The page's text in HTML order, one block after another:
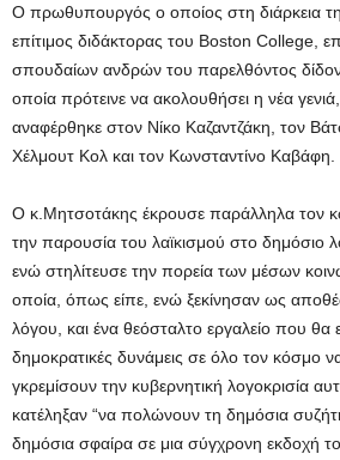
Ο πρωθυπουργός ο οποίος στη διάρκεια
επίτιμος διδάκτορας του Boston College,
σπουδαίων ανδρών του παρελθόντος
οποία πρότεινε να ακολουθήσει η νέα
αναφέρθηκε στον Νίκο Καζαντζάκη, τον
Χέλμουτ Κολ και τον Κωνσταντίνο Καβάφη.
Ο κ.Μητσοτάκης έκρουσε παράλληλα τον
την παρουσία του λαϊκισμού στο δημόσιο
ενώ στηλίτευσε την πορεία των μέσων
οποία, όπως είπε, ενώ ξεκίνησαν ως
λόγου, και ένα θεόσταλτο εργαλείο που θα
δημοκρατικές δυνάμεις σε όλο τον κόσμο
γκρεμίσουν την κυβερνητική λογοκρισία
κατέληξαν “να πολώνουν τη δημόσια
δημόσια σφαίρα σε μια σύγχρονη εκδοχή